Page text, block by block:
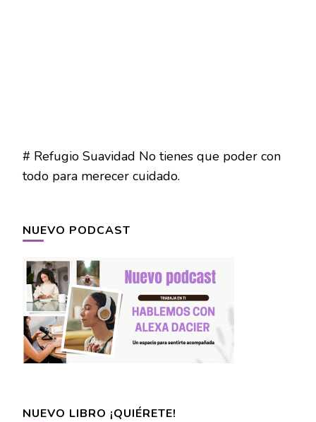
# Refugio Suavidad No tienes que poder con
todo para merecer cuidado.
NUEVO PODCAST
NUEVO LIBRO ¡QUIÉRETE!